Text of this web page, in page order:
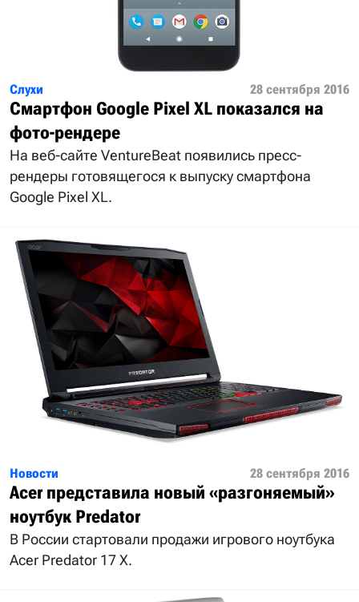
Слухи 28 сентября 2016
Смартфон Google Pixel XL показался на
фото-рендере
На веб-сайте VentureBeat появились пресс-
рендеры готовящегося к выпуску смартфона
Google Pixel XL.
Новости 28 сентября 2016
Acer представила новый «разгоняемый»
ноутбук Predator
В России стартовали продажи игрового ноутбука
Acer Predator 17 X.